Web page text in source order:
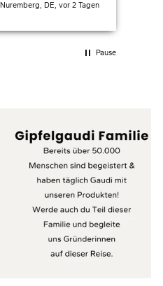
Nuremberg, DE, vor 2 Tagen
Pause